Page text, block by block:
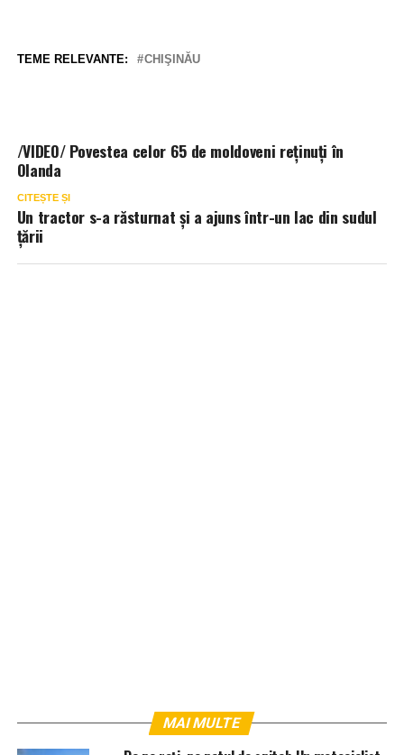
TEME RELEVANTE: CHIŞINĂU
/VIDEO/ Povestea celor 65 de moldoveni reţinuţi în
Olanda
CITEȘTE ȘI
Un tractor s-a răsturnat şi a ajuns într-un lac din sudul
ţării
MAI MULTE